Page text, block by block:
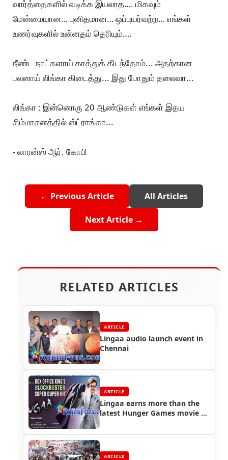
வார்த்தைகளில் வடிக்க இயலாத…. மிகவும்
மேன்மையான… புனிதமான… ஒப்புயர்வற்ற… எங்கள்
உணர்வுகளில் உன்னதம் தெரியும்….
நீண்ட நாட்களாய் காத்துக் கிடந்தோம்... அதற்கான
பலனாய் லிங்கா கிடைத்து... இது போதும் தலைவா...
லிங்கா : இன்னொரு 20 ஆண்டுகள் எங்கள் இதய
சிம்மாசனத்தில் ஸ்ட்ராங்கா...
- லாரன்ஸ் ஆர். கோபி
← Previous Article All Articles
Next Article →
RELATED ARTICLES
ARTICLE
Lingaa audio launch event in
Chennai
ARTICLE
Lingaa earns more than the
latest Hunger Games movie at
ARTICLE